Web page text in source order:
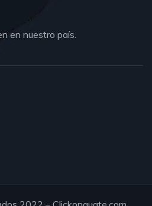
en nuestro país.